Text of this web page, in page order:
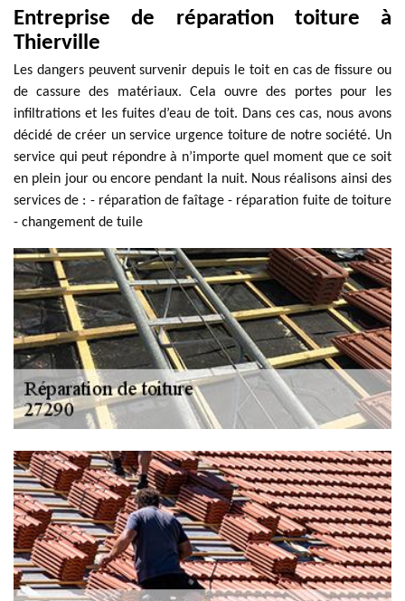
Entreprise de réparation toiture à
Thierville
Les dangers peuvent survenir depuis le toit en cas de fissure ou
de cassure des matériaux. Cela ouvre des portes pour les
infiltrations et les fuites d’eau de toit. Dans ces cas, nous avons
décidé de créer un service urgence toiture de notre société. Un
service qui peut répondre à n’importe quel moment que ce soit
en plein jour ou encore pendant la nuit. Nous réalisons ainsi des
services de : - réparation de faîtage - réparation fuite de toiture
- changement de tuile